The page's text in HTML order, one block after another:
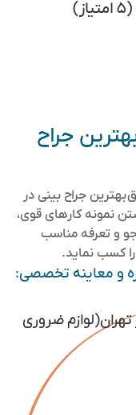
جراح
جراحی موفق بهترین جراح بینی در
نمونه کارهای قوی،
و تعرفه مناسب
کسب نماید.
و معاینه تخصصی: